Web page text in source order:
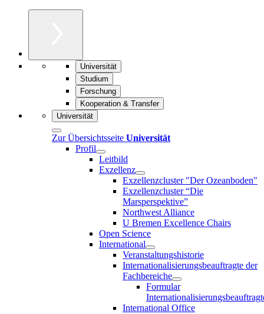
Universität
Studium
Forschung
Kooperation & Transfer
Universität
Zur Übersichtsseite Universität
Profil
Leitbild
Exzellenz
Exzellenzcluster "Der Ozeanboden"
Exzellenzcluster “Die
Marsperspektive”
Northwest Alliance
U Bremen Excellence Chairs
Open Science
International
Veranstaltungshistorie
Internationalisierungsbeauftragte der
Fachbereiche
Formular
International Office